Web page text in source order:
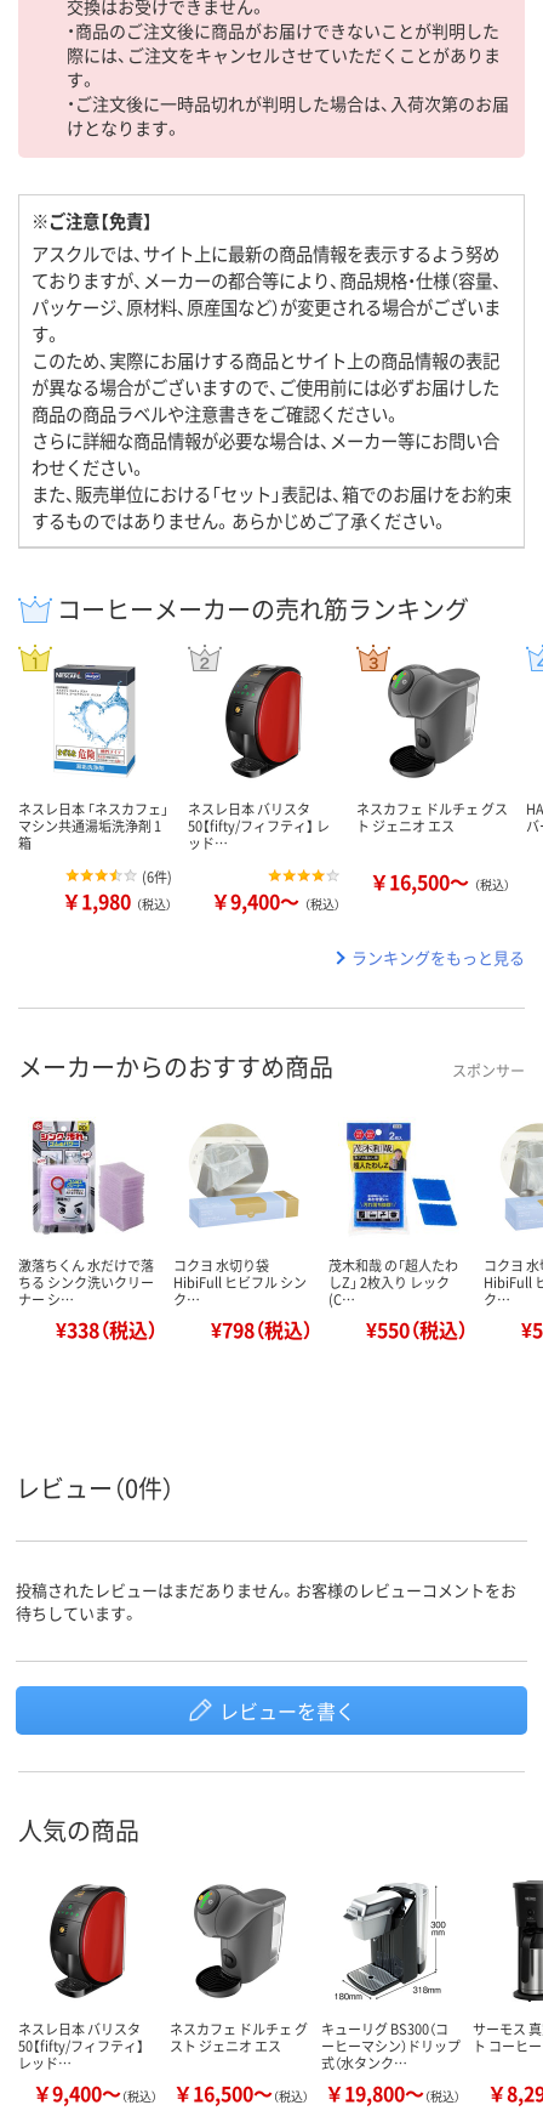
交換はお受けできません。
・商品のご注文後に商品がお届けできないことが判明した
際には、ご注文をキャンセルさせていただくことがありま
す。
・ご注文後に一時品切れが判明した場合は、入荷次第のお届
けとなります。
※ご注意【免責】
アスクルでは、サイト上に最新の商品情報を表示するよう努め
ておりますが、メーカーの都合等により、商品規格・仕様（容量、
パッケージ、原材料、原産国など）が変更される場合がございま
す。
このため、実際にお届けする商品とサイト上の商品情報の表記
が異なる場合がございますので、ご使用前には必ずお届けした
商品の商品ラベルや注意書きをご確認ください。
さらに詳細な商品情報が必要な場合は、メーカー等にお問い合
わせください。
また、販売単位における「セット」表記は、箱でのお届けをお約束
するものではありません。あらかじめご了承ください。
コーヒーメーカーの売れ筋ランキング
ネスレ日本 「ネスカフェ」
マシン共通湯垢洗浄剤 1
箱
(6件)
￥1,980 （税込）
ネスレ日本 バリスタ
50【fifty/フィフティ】 レ
ッド…
￥9,400～ （税込）
ネスカフェ ドルチェ グス
ト ジェニオ エス
￥16,500～ （税込）
ランキングをもっと見る
メーカーからのおすすめ商品 スポンサー
激落ちくん 水だけで落
ちる シンク洗いクリー
ナー シ…
¥338（税込）
コクヨ 水切り袋
HibiFull ヒビフル シン
ク…
¥798（税込）
茂木和哉 の「超人たわ
しZ」 2枚入り レック
(C…
¥550（税込）
コクヨ
HibiFull
ク…
レビュー（0件）
投稿されたレビューはまだありません。お客様のレビューコメントをお
待ちしています。
レビューを書く
人気の商品
ネスレ日本 バリスタ
50【fifty/フィフティ】
レッド…
￥9,400～（税込）
ネスカフェ ドルチェ グ
スト ジェニオ エス
￥16,500～（税込）
キューリグ BS300（コ
ーヒーマシン）ドリップ
式（水タンク…
￥19,800～（税込）
サーモス
ト コーヒ
￥